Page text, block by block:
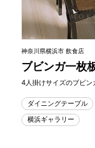
神奈川県横浜市 飲食店
ブビンガ一枚
4人掛けサイズのブビン
ダイニングテーブル
横浜ギャラリー